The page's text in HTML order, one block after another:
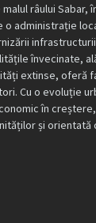
râului Sabar,
o administrație
învecinate,
extinse, oferă
Cu o evoluție
în
și orientată